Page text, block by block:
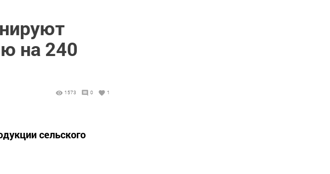
на 240
1573 0 1
сельского